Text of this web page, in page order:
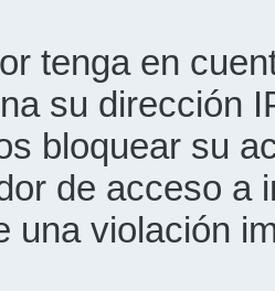
tenga en
su dirección
bloquear su
de acceso a
una violación